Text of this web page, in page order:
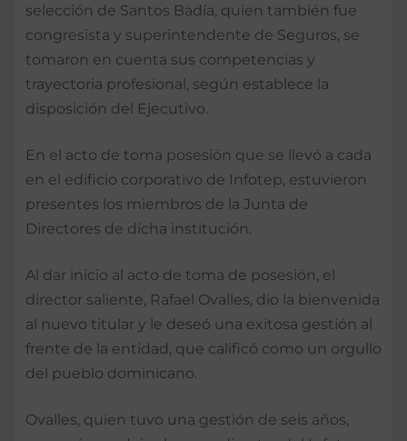
selección de Santos Badía, quien también fue
congresista y superintendente de Seguros, se
tomaron en cuenta sus competencias y
trayectoria profesional, según establece la
disposición del Ejecutivo.
En el acto de toma posesión que se llevó a cada
en el edificio corporativo de Infotep, estuvieron
presentes los miembros de la Junta de
Directores de dicha institución.
Al dar inicio al acto de toma de posesión, el
director saliente, Rafael Ovalles, dio la bienvenida
al nuevo titular y le deseó una exitosa gestión al
frente de la entidad, que calificó como un orgullo
del pueblo dominicano.
Ovalles, quien tuvo una gestión de seis años,